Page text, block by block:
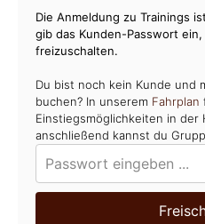
Die Anmeldung zu Trainings
gib das Kunden-Passwort
freizuschalten.
Du bist noch kein Kunde und
buchen? In unserem Fahrplan
Einstiegsmöglichkeiten in der
anschließend kannst du